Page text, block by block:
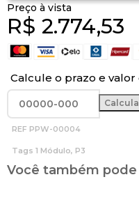
Preço à vista
R$ 2.774,53
Calcule o prazo e
REF PPW-00004
Tags 1 Módulo, P3
Você também pode